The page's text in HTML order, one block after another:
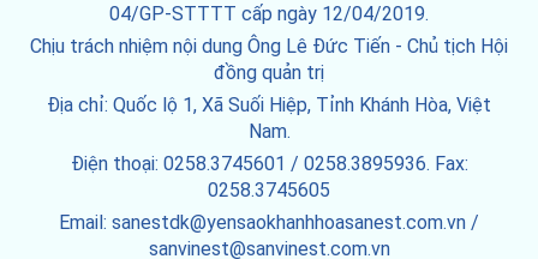
04/GP-STTTT cấp ngày 12/04/2019.
Chịu trách nhiệm nội dung Ông Lê Đức Tiến - Chủ tịch Hội
đồng quản trị
Địa chỉ: Quốc lộ 1, Xã Suối Hiệp, Tỉnh Khánh Hòa, Việt
Nam.
Điện thoại: 0258.3745601 / 0258.3895936. Fax:
0258.3745605
Email: sanestdk@yensaokhanhhoasanest.com.vn /
sanvinest@sanvinest.com.vn